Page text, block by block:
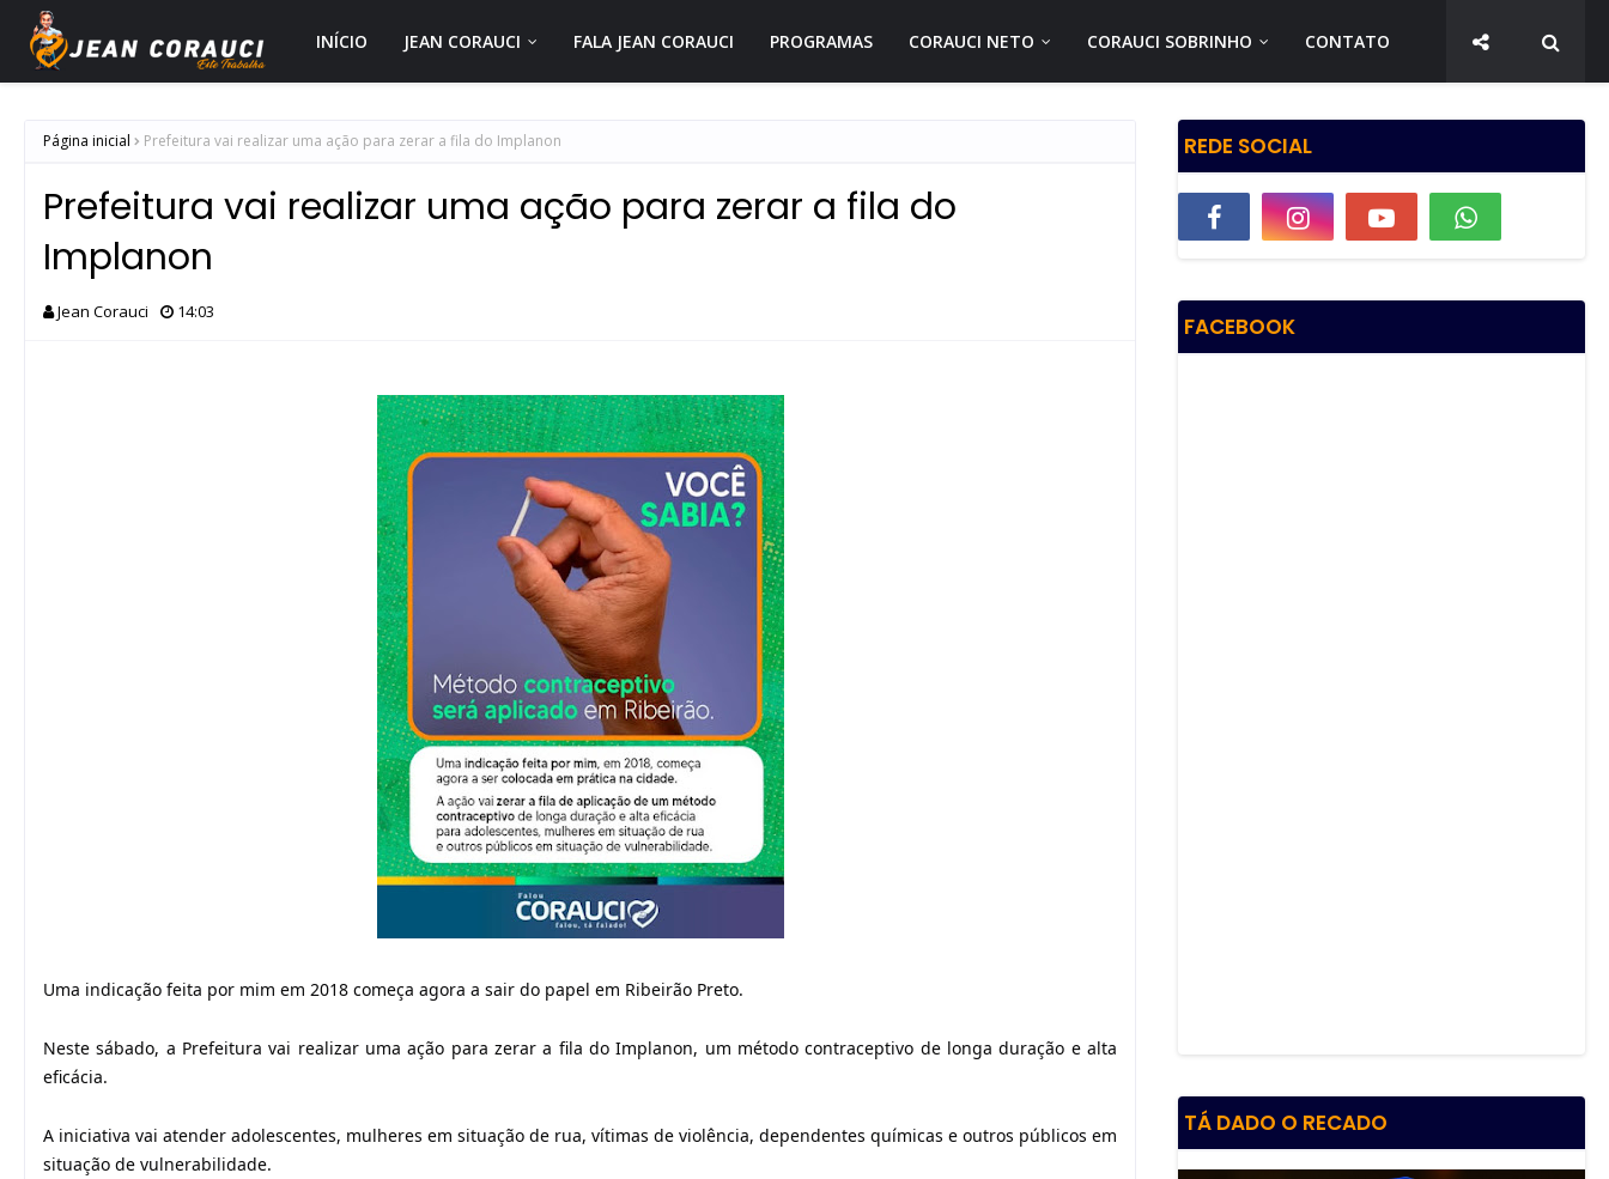
INÍCIO JEAN CORAUCI FALA JEAN CORAUCI PROGRAMAS CORAUCI NETO CORAUCI SOBRINHO CONTATO
Página inicial Prefeitura vai realizar uma ação para zerar a fila do Implanon
Prefeitura vai realizar uma ação para zerar a fila do
Implanon
Jean Corauci 14:03
Uma indicação feita por mim em 2018 começa agora a sair do papel em Ribeirão Preto.
Neste sábado, a Prefeitura vai realizar uma ação para zerar a fila do Implanon, um método contraceptivo de longa duração e alta
eficácia.
A iniciativa vai atender adolescentes, mulheres em situação de rua, vítimas de violência, dependentes químicas e outros públicos em
situação de vulnerabilidade.
REDE SOCIAL
FACEBOOK
TÁ DADO O RECADO